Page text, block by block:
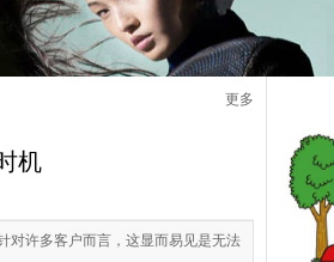
更多
机
对许多客户而言，这显而易见是无法